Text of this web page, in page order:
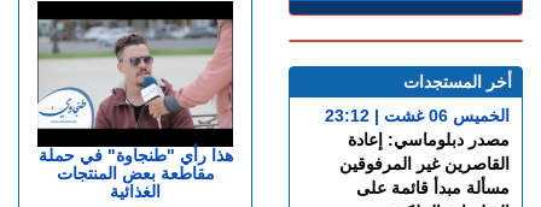
هذا رأي "طنجاوة" في حملة
مقاطعة بعض المنتجات
الغذائية
أخر المستجدات
الخميس 06 غشت | 23:12
مصدر دبلوماسي: إعادة
القاصرين غير المرفوقين
مسألة مبدأ قائمة على